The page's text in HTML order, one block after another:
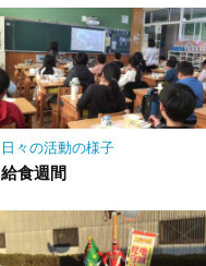
マ
ー
ク
に
保
日々の活動の様子
給食週間